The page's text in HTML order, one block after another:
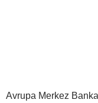
Avrupa Merkez